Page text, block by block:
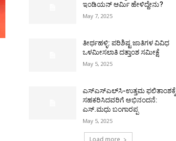
ಇಂಡಿಯನ್ ಆರ್ಮಿ ಹೇಳಿದ್ದೇನು?
May 7, 2025
ತೀರ್ಥಹಳ್ಳಿ: ಪರಿಶಿಷ್ಟ ಜಾತಿಗಳ ವಿವಿಧ
ಒಳಮೀಸಲಾತಿ ದತ್ತಾಂಶ ಸಮೀಕ್ಷೆ
May 5, 2025
ಎಸ್‌ಎಸ್‌ಎಲ್‌ಸಿ-ಉತ್ತಮ ಫಲಿತಾಂಶಕ್ಕೆ
ಸಹಕರಿಸಿದವರಿಗೆ ಅಭಿನಂದನೆ:
ಎಸ್.ಮಧು ಬಂಗಾರಪ್ಪ
May 5, 2025
Load more